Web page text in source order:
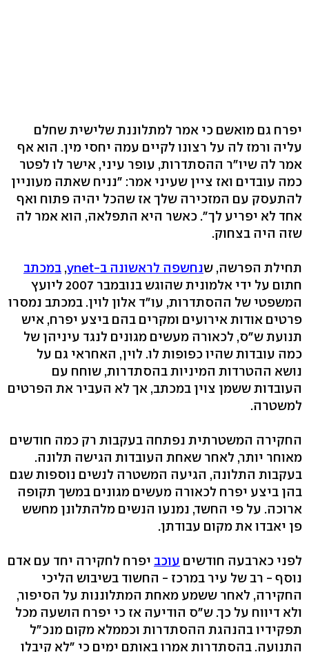
יפרח גם מואשם כי אמר למתלוננת שלישית שחלם
עליה ורמז לה על רצונו לקיים עמה יחסי מין. הוא אף
אמר לה שיו"ר ההסתדרות, עופר עיני, אישר לו לפטר
כמה עובדים ואז ציין שעיני אמר: "נניח שאתה מעוניין
להתעסק עם המזכירה שלך אז שהכל יהיה פתוח ואף
אחד לא יפריע לך". כאשר היא התפלאה, הוא אמר לה
שזה היה בצחוק.
תחילת הפרשה, שנחשפה לראשונה ב-ynet , במכתב
חתום על ידי אלמונית שהוגש בנובמבר 2007 ליועץ
המשפטי של ההסתדרות, עו"ד אלון לוין. במכתב נמסרו
פרטים אודות אירועים ומקרים בהם ביצע יפרח, איש
תנועת ש"ס, לכאורה מעשים מגונים לנגד עיניהן של
כמה עובדות שהיו כפופות לו. לוין, האחראי גם על
נושא ההטרדות המיניות בהסתדרות, שוחח עם
העובדות ששמן צוין במכתב, אך לא העביר את הפרטים
למשטרה.
החקירה המשטרתית נפתחה בעקבות רק כמה חודשים
מאוחר יותר, לאחר שאחת העובדות הגישה תלונה.
בעקבות התלונה, הגיעה המשטרה לנשים נוספות שגם
בהן ביצע יפרח לכאורה מעשים מגונים במשך תקופה
ארוכה. על פי החשד, נמנעו הנשים מלהתלונן מחשש
פן יאבדו את מקום עבודתן.
לפני כארבעה חודשים עוכב יפרח לחקירה יחד עם אדם
נוסף - רב של עיר במרכז - החשוד בשיבוש הליכי
החקירה, לאחר ששמע מאחת המתלוננות על הסיפור,
ולא דיווח על כך. ש"ס הודיעה אז כי יפרח הושעה מכל
תפקידיו בהנהגת ההסתדרות וכממלא מקום מנכ"ל
התנועה. בהסתדרות אמרו באותם ימים כי "לא קיבלו